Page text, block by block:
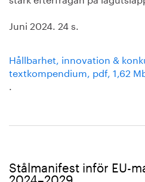
Juni 2024. 24 s.
Hållbarhet, innovation &
textkompendium, pdf, 1,62
Stålmanifest inför EU-
2024–2029